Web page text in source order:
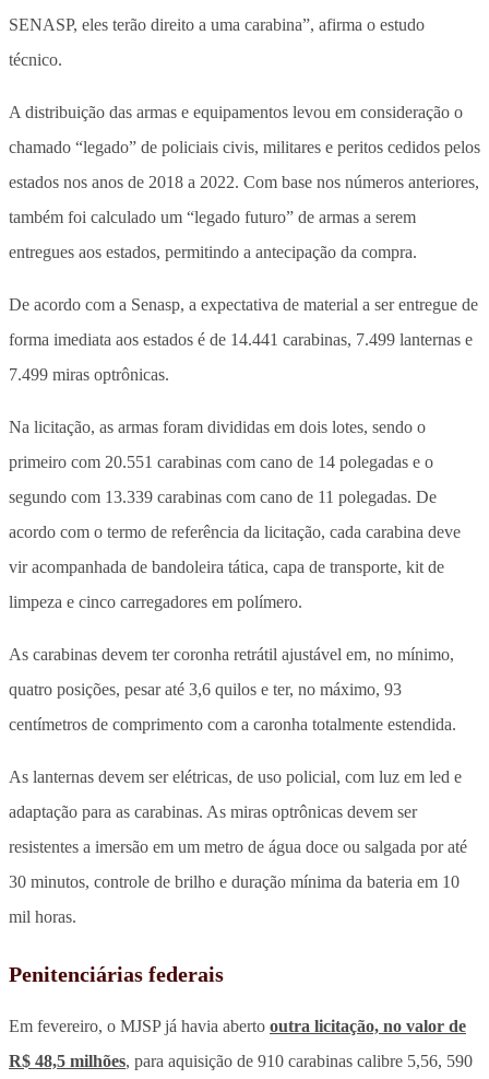
SENASP, eles terão direito a uma carabina”, afirma o estudo
técnico.
A distribuição das armas e equipamentos levou em consideração o
chamado “legado” de policiais civis, militares e peritos cedidos pelos
estados nos anos de 2018 a 2022. Com base nos números anteriores,
também foi calculado um “legado futuro” de armas a serem
entregues aos estados, permitindo a antecipação da compra.
De acordo com a Senasp, a expectativa de material a ser entregue de
forma imediata aos estados é de 14.441 carabinas, 7.499 lanternas e
7.499 miras optrônicas.
Na licitação, as armas foram divididas em dois lotes, sendo o
primeiro com 20.551 carabinas com cano de 14 polegadas e o
segundo com 13.339 carabinas com cano de 11 polegadas. De
acordo com o termo de referência da licitação, cada carabina deve
vir acompanhada de bandoleira tática, capa de transporte, kit de
limpeza e cinco carregadores em polímero.
As carabinas devem ter coronha retrátil ajustável em, no mínimo,
quatro posições, pesar até 3,6 quilos e ter, no máximo, 93
centímetros de comprimento com a caronha totalmente estendida.
As lanternas devem ser elétricas, de uso policial, com luz em led e
adaptação para as carabinas. As miras optrônicas devem ser
resistentes a imersão em um metro de água doce ou salgada por até
30 minutos, controle de brilho e duração mínima da bateria em 10
mil horas.
Penitenciárias federais
Em fevereiro, o MJSP já havia aberto outra licitação, no valor de
R$ 48,5 milhões, para aquisição de 910 carabinas calibre 5,56, 590